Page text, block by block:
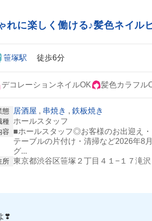
れに楽しく働ける♪髪色ネイル
笹塚駅 徒歩6分
デコレーションネイルOK 髪色カラフル
態 居酒屋 , 串焼き , 鉄板焼き
種 ホールスタッフ
容
■ホールスタッフ◎お客様のお出迎え
テーブルの片付け・清掃など2026年8
グ...
所 東京都渋谷区笹塚２丁目４１−１７滝
❣️